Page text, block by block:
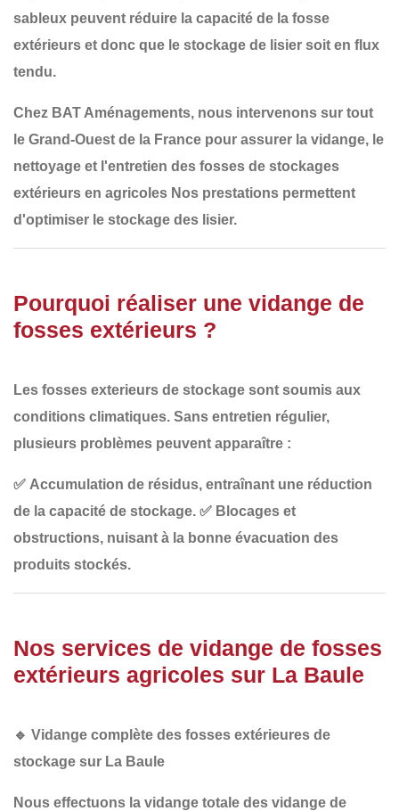
sableux peuvent réduire la capacité de la fosse
extérieurs et donc que le stockage de lisier soit en flux
tendu.
Chez BAT Aménagements, nous intervenons sur tout
le Grand-Ouest de la France pour assurer la vidange, le
nettoyage et l'entretien des fosses de stockages
extérieurs en agricoles Nos prestations permettent
d'optimiser le stockage des lisier.
Pourquoi réaliser une vidange de
fosses extérieurs ?
Les fosses exterieurs de stockage sont soumis aux
conditions climatiques. Sans entretien régulier,
plusieurs problèmes peuvent apparaître :
✅ Accumulation de résidus, entraînant une réduction
de la capacité de stockage. ✅ Blocages et
obstructions, nuisant à la bonne évacuation des
produits stockés.
Nos services de vidange de fosses
extérieurs agricoles sur La Baule
🔹 Vidange complète des fosses extérieures de
stockage sur La Baule
Nous effectuons la vidange totale des vidange de